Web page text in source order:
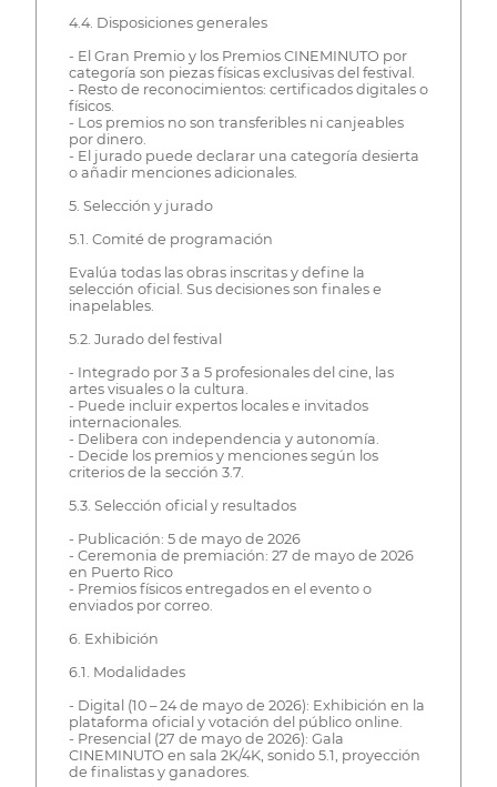
4.4. Disposiciones generales
- El Gran Premio y los Premios CINEMINUTO por
categoría son piezas físicas exclusivas del festival.
- Resto de reconocimientos: certificados digitales o
físicos.
- Los premios no son transferibles ni canjeables
por dinero.
- El jurado puede declarar una categoría desierta
o añadir menciones adicionales.
5. Selección y jurado
5.1. Comité de programación
Evalúa todas las obras inscritas y define la
selección oficial. Sus decisiones son finales e
inapelables.
5.2. Jurado del festival
- Integrado por 3 a 5 profesionales del cine, las
artes visuales o la cultura.
- Puede incluir expertos locales e invitados
internacionales.
- Delibera con independencia y autonomía.
- Decide los premios y menciones según los
criterios de la sección 3.7.
5.3. Selección oficial y resultados
- Publicación: 5 de mayo de 2026
- Ceremonia de premiación: 27 de mayo de 2026
en Puerto Rico
- Premios físicos entregados en el evento o
enviados por correo.
6. Exhibición
6.1. Modalidades
- Digital (10 – 24 de mayo de 2026): Exhibición en la
plataforma oficial y votación del público online.
- Presencial (27 de mayo de 2026): Gala
CINEMINUTO en sala 2K/4K, sonido 5.1, proyección
de finalistas y ganadores.